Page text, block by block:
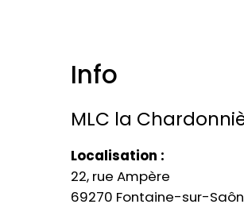
Info
MLC la
Localisation :
22, rue Ampère
69270 Fontaine-sur-